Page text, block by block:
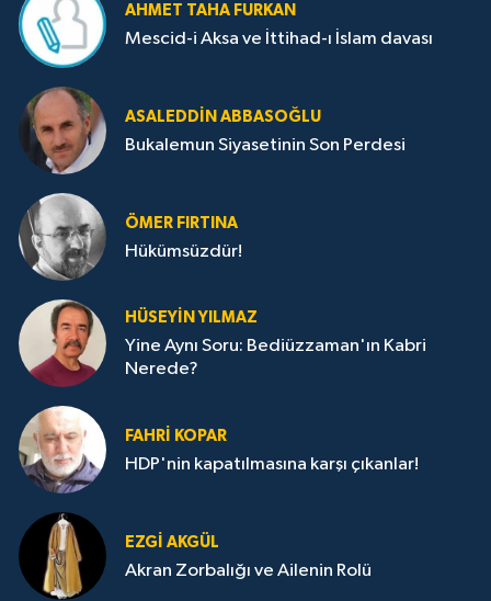
AHMET TAHA FURKAN
Mescid-i Aksa ve İttihad-ı İslam davası
ASALEDDIN ABBASOĞLU
Bukalemun Siyasetinin Son Perdesi
ÖMER FIRTINA
Hükümsüzdür!
HÜSEYIN YILMAZ
Yine Aynı Soru: Bediüzzaman'ın Kabri
Nerede?
FAHRI KOPAR
HDP'nin kapatılmasına karşı çıkanlar!
EZGI AKGÜL
Akran Zorbalığı ve Ailenin Rolü